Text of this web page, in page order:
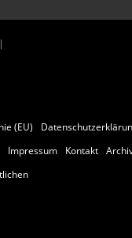
(EU)
Impressum Kontakt